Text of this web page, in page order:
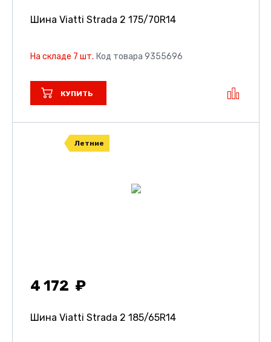
Шина Viatti Strada 2 175/70R14
На складе 7 шт. Код товара 9355696
КУПИТЬ
Летние
4 172
Шина Viatti Strada 2 185/65R14